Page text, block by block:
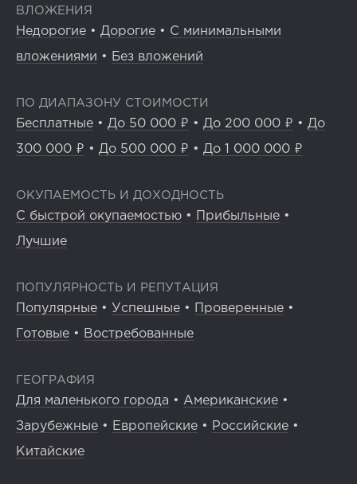
ВЛОЖЕНИЯ
Недорогие • Дорогие • С минимальными
вложениями • Без вложений
ПО ДИАПАЗОНУ СТОИМОСТИ
Бесплатные • До 50 000 ₽ • До 200 000 ₽ • До
300 000 ₽ • До 500 000 ₽ • До 1 000 000 ₽
ОКУПАЕМОСТЬ И ДОХОДНОСТЬ
С быстрой окупаемостью • Прибыльные •
Лучшие
ПОПУЛЯРНОСТЬ И РЕПУТАЦИЯ
Популярные • Успешные • Проверенные •
Готовые • Востребованные
ГЕОГРАФИЯ
Для маленького города • Американские •
Зарубежные • Европейские • Российские •
Китайские